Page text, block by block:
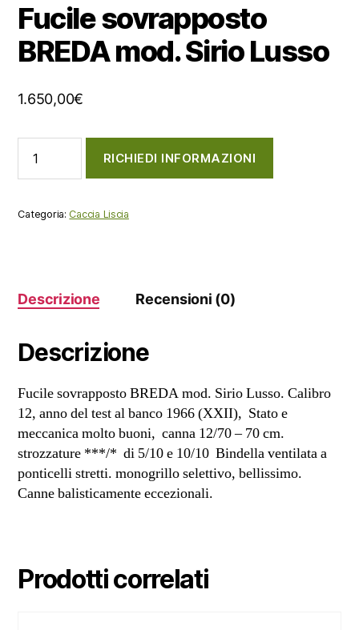
Fucile sovrapposto
BREDA mod. Sirio Lusso
1.650,00€
sovrapposto
BREDA
Sirio
Lusso
RICHIEDI INFORMAZIONI
Categoria:Caccia Liscia
Descrizione Recensioni (0)
Descrizione
Fucile sovrapposto BREDA mod. Sirio Lusso. Calibro
12, anno del test al banco 1966 (XXII), Stato e
meccanica molto buoni, canna 12/70 – 70 cm.
strozzature ***/* di 5/10 e 10/10 Bindella ventilata a
ponticelli stretti. monogrillo selettivo, bellissimo.
Canne balisticamente eccezionali.
Prodotti correlati